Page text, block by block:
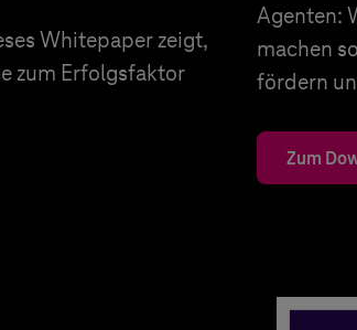
Whitepaper zeigt,
zum Erfolgsfaktor
Agenten:
machen
fördern
Zum